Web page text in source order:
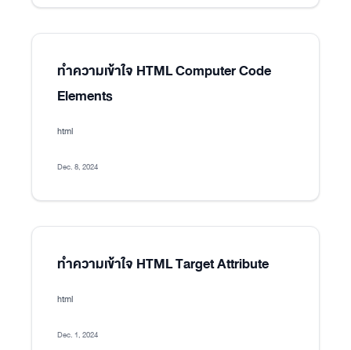
ทำความเข้าใจ HTML Computer Code
Elements
html
Dec. 8, 2024
ทำความเข้าใจ HTML Target Attribute
html
Dec. 1, 2024